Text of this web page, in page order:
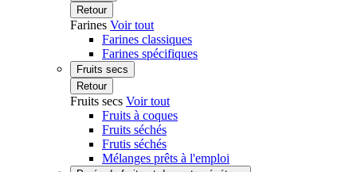
Retour
Farines Voir tout
Farines classiques
Farines spécifiques
Fruits secs
Retour
Fruits secs Voir tout
Fruits à coques
Fruits séchés
Frutis séchés
Mélanges prêts à l'emploi